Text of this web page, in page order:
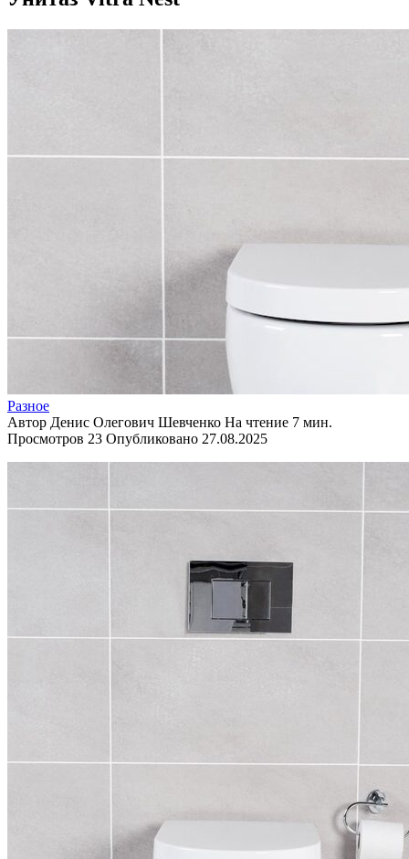
Разное
Автор Денис Олегович Шевченко На чтение 7 мин.
Просмотров 23 Опубликовано 27.08.2025